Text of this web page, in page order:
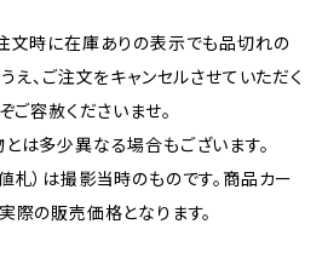
文時に在庫ありの表示でも品切れの
え、ご注文をキャンセルさせていただく
ご容赦くださいませ。
は多少異なる場合もございます。
）は撮影当時のものです。商品カー
際の販売価格となります。